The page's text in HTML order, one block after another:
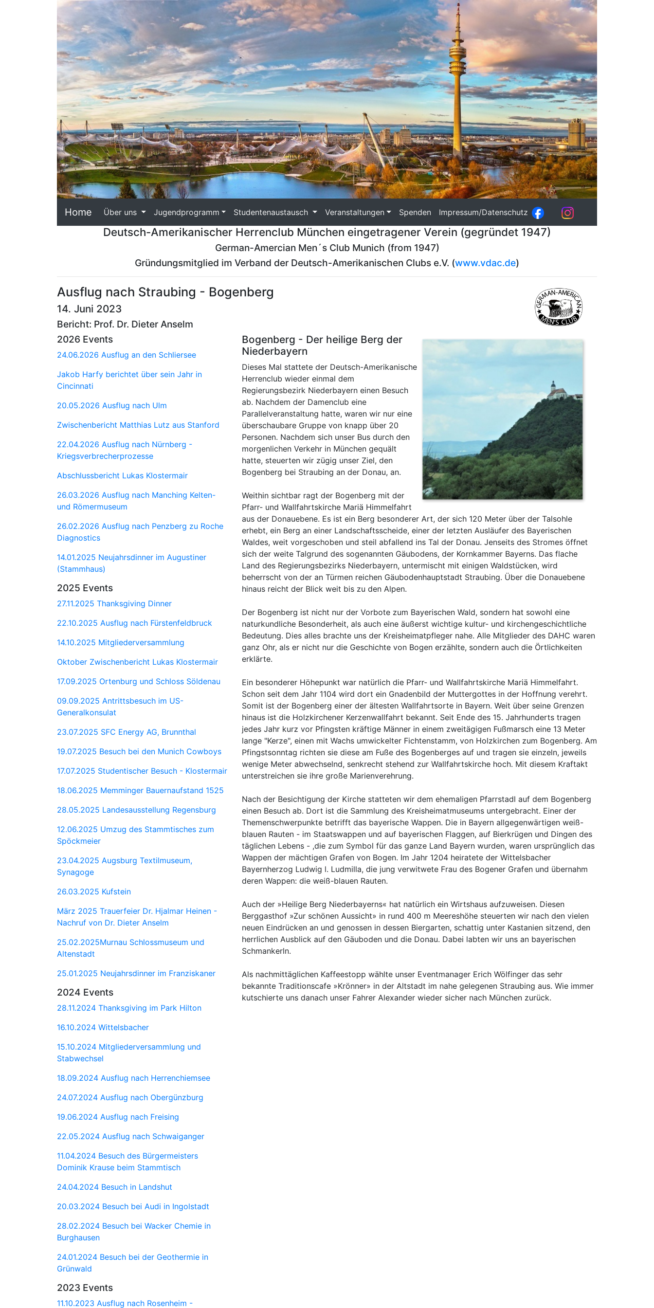
Home Über uns Jugendprogramm Studentenaustausch Veranstaltungen Spenden Impressum/Datenschutz
Deutsch-Amerikanischer Herrenclub München eingetragener Verein (gegründet 1947)
German-Amercian Men´s Club Munich (from 1947)
Gründungsmitglied im Verband der Deutsch-Amerikanischen Clubs e.V. (www.vdac.de)
Ausflug nach Straubing - Bogenberg
14. Juni 2023
Bericht: Prof. Dr. Dieter Anselm
2026 Events
24.06.2026 Ausflug an den Schliersee
Jakob Harfy berichtet über sein Jahr in
Cincinnati
20.05.2026 Ausflug nach Ulm
Zwischenbericht Matthias Lutz aus Stanford
22.04.2026 Ausflug nach Nürnberg -
Kriegsverbrecherprozesse
Abschlussbericht Lukas Klostermair
26.03.2026 Ausflug nach Manching Kelten-
und Römermuseum
26.02.2026 Ausflug nach Penzberg zu Roche
Diagnostics
14.01.2025 Neujahrsdinner im Augustiner
(Stammhaus)
2025 Events
27.11.2025 Thanksgiving Dinner
22.10.2025 Ausflug nach Fürstenfeldbruck
14.10.2025 Mitgliederversammlung
Oktober Zwischenbericht Lukas Klostermair
17.09.2025 Ortenburg und Schloss Söldenau
09.09.2025 Antrittsbesuch im US-
Generalkonsulat
23.07.2025 SFC Energy AG, Brunnthal
19.07.2025 Besuch bei den Munich Cowboys
17.07.2025 Studentischer Besuch - Klostermair
18.06.2025 Memminger Bauernaufstand 1525
28.05.2025 Landesausstellung Regensburg
12.06.2025 Umzug des Stammtisches zum
Spöckmeier
23.04.2025 Augsburg Textilmuseum,
Synagoge
26.03.2025 Kufstein
März 2025 Trauerfeier Dr. Hjalmar Heinen -
Nachruf von Dr. Dieter Anselm
25.02.2025Murnau Schlossmuseum und
Altenstadt
25.01.2025 Neujahrsdinner im Franziskaner
2024 Events
28.11.2024 Thanksgiving im Park Hilton
16.10.2024 Wittelsbacher
15.10.2024 Mitgliederversammlung und
Stabwechsel
18.09.2024 Ausflug nach Herrenchiemsee
24.07.2024 Ausflug nach Obergünzburg
19.06.2024 Ausflug nach Freising
22.05.2024 Ausflug nach Schwaiganger
11.04.2024 Besuch des Bürgermeisters
Dominik Krause beim Stammtisch
24.04.2024 Besuch in Landshut
20.03.2024 Besuch bei Audi in Ingolstadt
28.02.2024 Besuch bei Wacker Chemie in
Burghausen
24.01.2024 Besuch bei der Geothermie in
Grünwald
2023 Events
11.10.2023 Ausflug nach Rosenheim -
Bogenberg - Der heilige Berg der
Niederbayern
Dieses Mal stattete der Deutsch-Amerikanische
Herrenclub wieder einmal dem
Regierungsbezirk Niederbayern einen Besuch
ab. Nachdem der Damenclub eine
Parallelveranstaltung hatte, waren wir nur eine
überschaubare Gruppe von knapp über 20
Personen. Nachdem sich unser Bus durch den
morgenlichen Verkehr in München gequält
hatte, steuerten wir zügig unser Ziel, den
Bogenberg bei Straubing an der Donau, an.
Weithin sichtbar ragt der Bogenberg mit der
Pfarr- und Wallfahrtskirche Mariä Himmelfahrt
aus der Donauebene. Es ist ein Berg besonderer Art, der sich 120 Meter über der Talsohle
erhebt, ein Berg an einer Landschaftsscheide, einer der letzten Ausläufer des Bayerischen
Waldes, weit vorgeschoben und steil abfallend ins Tal der Donau. Jenseits des Stromes öffnet
sich der weite Talgrund des sogenannten Gäubodens, der Kornkammer Bayerns. Das flache
Land des Regierungsbezirks Niederbayern, untermischt mit einigen Waldstücken, wird
beherrscht von der an Türmen reichen Gäubodenhauptstadt Straubing. Über die Donauebene
hinaus reicht der Blick weit bis zu den Alpen.
Der Bogenberg ist nicht nur der Vorbote zum Bayerischen Wald, sondern hat sowohl eine
naturkundliche Besonderheit, als auch eine äußerst wichtige kultur- und kirchengeschichtliche
Bedeutung. Dies alles brachte uns der Kreisheimatpfleger nahe. Alle Mitglieder des DAHC waren
ganz Ohr, als er nicht nur die Geschichte von Bogen erzählte, sondern auch die Örtlichkeiten
erklärte.
Ein besonderer Höhepunkt war natürlich die Pfarr- und Wallfahrtskirche Mariä Himmelfahrt.
Schon seit dem Jahr 1104 wird dort ein Gnadenbild der Muttergottes in der Hoffnung verehrt.
Somit ist der Bogenberg einer der ältesten Wallfahrtsorte in Bayern. Weit über seine Grenzen
hinaus ist die Holzkirchener Kerzenwallfahrt bekannt. Seit Ende des 15. Jahrhunderts tragen
jedes Jahr kurz vor Pfingsten kräftige Männer in einem zweitägigen Fußmarsch eine 13 Meter
lange "Kerze", einen mit Wachs umwickelter Fichtenstamm, von Holzkirchen zum Bogenberg. Am
Pfingstsonntag richten sie diese am Fuße des Bogenberges auf und tragen sie einzeln, jeweils
wenige Meter abwechselnd, senkrecht stehend zur Wallfahrtskirche hoch. Mit diesem Kraftakt
unterstreichen sie ihre große Marienverehrung.
Nach der Besichtigung der Kirche statteten wir dem ehemaligen Pfarrstadl auf dem Bogenberg
einen Besuch ab. Dort ist die Sammlung des Kreisheimatmuseums untergebracht. Einer der
Themenschwerpunkte betrifft das bayerische Wappen. Die in Bayern allgegenwärtigen weiß-
blauen Rauten - im Staatswappen und auf bayerischen Flaggen, auf Bierkrügen und Dingen des
täglichen Lebens - ,die zum Symbol für das ganze Land Bayern wurden, waren ursprünglich das
Wappen der mächtigen Grafen von Bogen. Im Jahr 1204 heiratete der Wittelsbacher
Bayernherzog Ludwig l. Ludmilla, die jung verwitwete Frau des Bogener Grafen und übernahm
deren Wappen: die weiß-blauen Rauten.
Auch der »Heilige Berg Niederbayerns« hat natürlich ein Wirtshaus aufzuweisen. Diesen
Berggasthof »Zur schönen Aussicht» in rund 400 m Meereshöhe steuerten wir nach den vielen
neuen Eindrücken an und genossen in dessen Biergarten, schattig unter Kastanien sitzend, den
herrlichen Ausblick auf den Gäuboden und die Donau. Dabei labten wir uns an bayerischen
Schmankerln.
Als nachmittäglichen Kaffeestopp wählte unser Eventmanager Erich Wölfinger das sehr
bekannte Traditionscafe »Krönner» in der Altstadt im nahe gelegenen Straubing aus. Wie immer
kutschierte uns danach unser Fahrer Alexander wieder sicher nach München zurück.